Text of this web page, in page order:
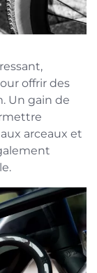
offrir des
Un gain de
arceaux et